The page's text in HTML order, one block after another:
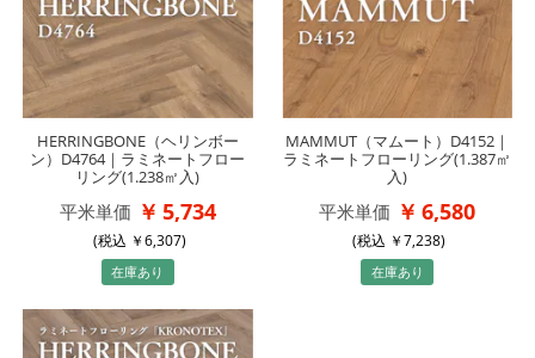
HERRINGBONE（ヘリンボー
ン）D4764｜ラミネートフロー
リング(1.238㎡入)
平米単価 5,734
(税込 6,307)
在庫あり
MAMMUT（マムート）D4152｜
ラミネートフローリング(1.387㎡
入)
平米単価 6,580
(税込 7,238)
在庫あり